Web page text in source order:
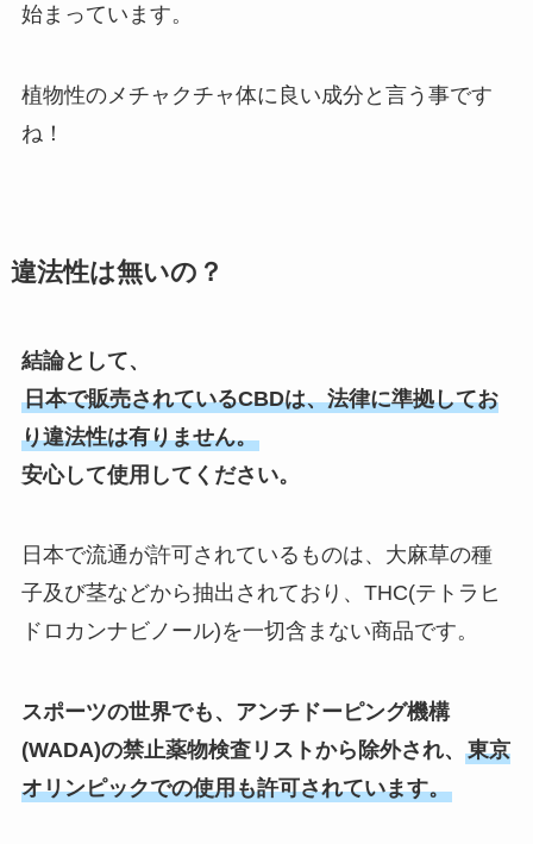
始まっています。
植物性のメチャクチャ体に良い成分と言う事です
ね！
違法性は無いの？
結論として、
日本で販売されているCBDは、法律に準拠してお
り違法性は有りません。
安心して使用してください。
日本で流通が許可されているものは、大麻草の種
子及び茎などから抽出されており、THC(テトラヒ
ドロカンナビノール)を一切含まない商品です。
スポーツの世界でも、アンチドーピング機構
(WADA)の禁止薬物検査リストから除外され、 東京
オリンピックでの使用も許可されています。